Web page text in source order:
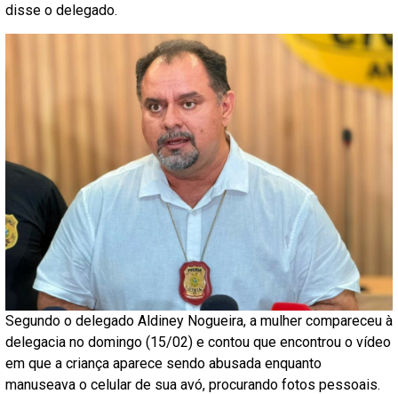
disse o delegado.
Segundo o delegado Aldiney Nogueira, a mulher compareceu à
delegacia no domingo (15/02) e contou que encontrou o vídeo
em que a criança aparece sendo abusada enquanto
manuseava o celular de sua avó, procurando fotos pessoais.